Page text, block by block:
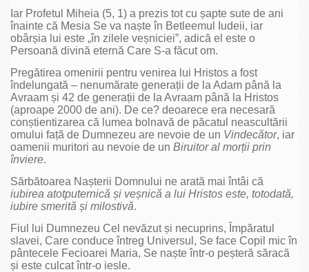
Iar Profetul Miheia (5, 1) a prezis tot cu șapte sute de ani
înainte că Mesia Se va naște în Betleemul Iudeii, iar
obârșia lui este „în zilele veșniciei”, adică el este o
Persoană divină eternă Care S-a făcut om.
Pregătirea omenirii pentru venirea lui Hristos a fost
îndelungată – nenumărate generații de la Adam până la
Avraam și 42 de generații de la Avraam până la Hristos
(aproape 2000 de ani). De ce? deoarece era necesară
conștientizarea că lumea bolnavă de păcatul neascultării
omului față de Dumnezeu are nevoie de un Vindecător, iar
oamenii muritori au nevoie de un Biruitor al morții prin
înviere.
Sărbătoarea Nașterii Domnului ne arată mai întâi că
iubirea atotputernică și veșnică a lui Hristos este, totodată,
iubire smerită și milostivă.
Fiul lui Dumnezeu Cel nevăzut și necuprins, Împăratul
slavei, Care conduce întreg Universul, Se face Copil mic în
pântecele Fecioarei Maria, Se naște într-o peșteră săracă
și este culcat într-o iesle.